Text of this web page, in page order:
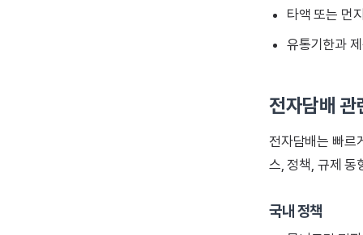
타액 또는 먼
유통기한과
전자담배
전자담배는 빠르
스, 정책, 규제 동
국내 정책